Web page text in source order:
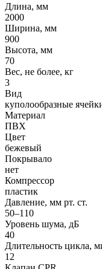
Длина, мм
2000
Ширина, мм
900
Высота, мм
70
Вес, не более, кг
3
Вид
куполообразные
Материал
ПВХ
Цвет
бежевый
Покрывало
нет
Компрессор
пластик
Давление, мм рт. ст.
50–110
Уровень шума, дБ
40
Длительность цикла,
12